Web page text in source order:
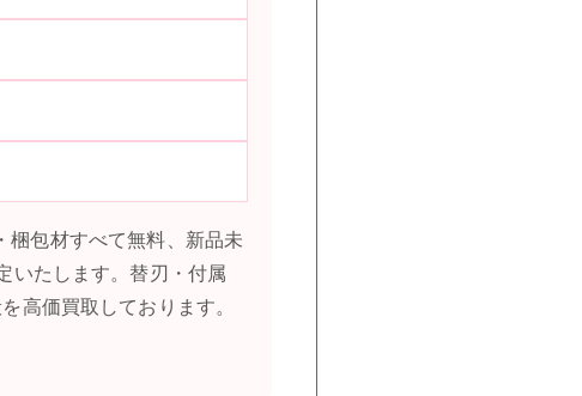
梱包材すべて無料、新品未
いたします。替刃・付属
高価買取しております。